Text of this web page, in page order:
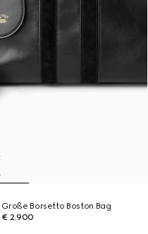
Große Borsetto Boston Bag
€ 2.900